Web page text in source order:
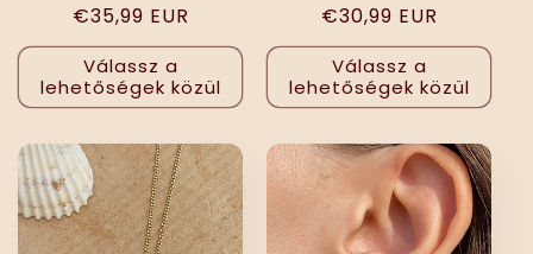
Normál
ár
€35,99 EUR
Válassz a
lehetőségek közül
Normál
ár
€30,99 EUR
Válassz a
lehetőségek közül